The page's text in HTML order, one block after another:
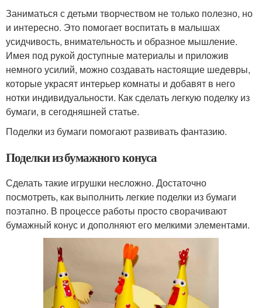
Заниматься с детьми творчеством не только полезно, но
и интересно. Это помогает воспитать в малышах
усидчивость, внимательность и образное мышление.
Имея под рукой доступные материалы и приложив
немного усилий, можно создавать настоящие шедевры,
которые украсят интерьер комнаты и добавят в него
нотки индивидуальности. Как сделать легкую поделку из
бумаги, в сегодняшней статье.
Поделки из бумаги помогают развивать фантазию.
Поделки из бумажного конуса
Сделать такие игрушки несложно. Достаточно
посмотреть, как выполнить легкие поделки из бумаги
поэтапно. В процессе работы просто сворачивают
бумажный конус и дополняют его мелкими элементами.